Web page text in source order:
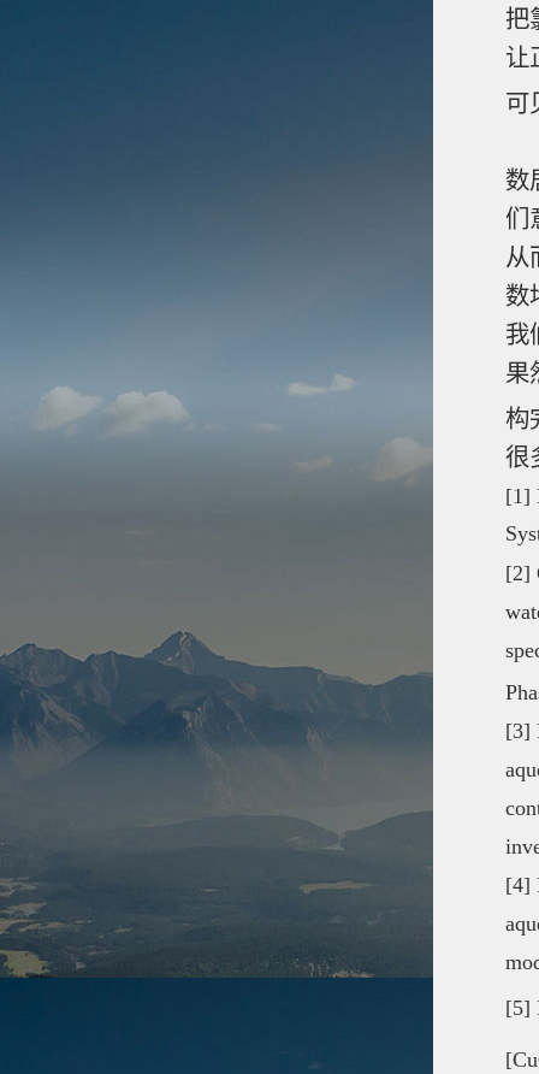
把
让
可
数
们
从
数
我
果
构
很
[1]
[2]
[3]
[4]
[5]